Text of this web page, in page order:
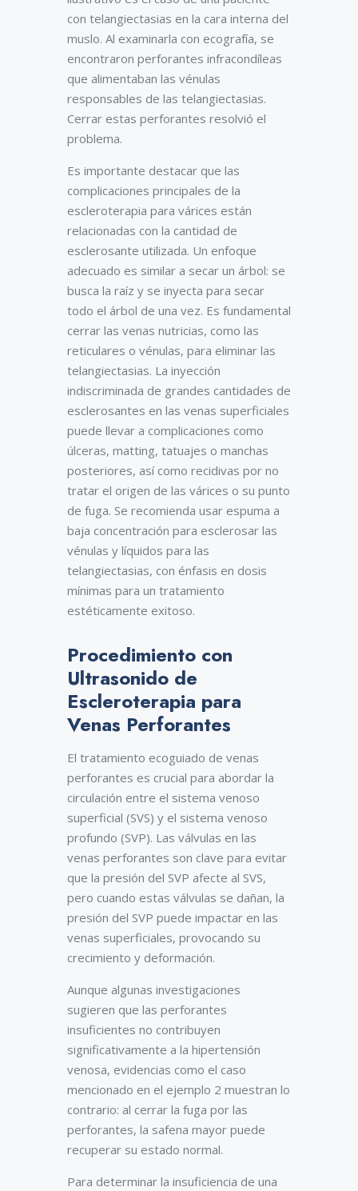
con telangiectasias en la cara interna del
muslo. Al examinarla con ecografía, se
encontraron perforantes infracondíleas
que alimentaban las vénulas
responsables de las telangiectasias.
Cerrar estas perforantes resolvió el
problema.
Es importante destacar que las
complicaciones principales de la
escleroterapia para várices están
relacionadas con la cantidad de
esclerosante utilizada. Un enfoque
adecuado es similar a secar un árbol: se
busca la raíz y se inyecta para secar
todo el árbol de una vez. Es fundamental
cerrar las venas nutricias, como las
reticulares o vénulas, para eliminar las
telangiectasias. La inyección
indiscriminada de grandes cantidades de
esclerosantes en las venas superficiales
puede llevar a complicaciones como
úlceras, matting, tatuajes o manchas
posteriores, así como recidivas por no
tratar el origen de las várices o su punto
de fuga. Se recomienda usar espuma a
baja concentración para esclerosar las
vénulas y líquidos para las
telangiectasias, con énfasis en dosis
mínimas para un tratamiento
estéticamente exitoso.
Procedimiento con
Ultrasonido de
Escleroterapia para
Venas Perforantes
El tratamiento ecoguiado de venas
perforantes es crucial para abordar la
circulación entre el sistema venoso
superficial (SVS) y el sistema venoso
profundo (SVP). Las válvulas en las
venas perforantes son clave para evitar
que la presión del SVP afecte al SVS,
pero cuando estas válvulas se dañan, la
presión del SVP puede impactar en las
venas superficiales, provocando su
crecimiento y deformación.
Aunque algunas investigaciones
sugieren que las perforantes
insuficientes no contribuyen
significativamente a la hipertensión
venosa, evidencias como el caso
mencionado en el ejemplo 2 muestran lo
contrario: al cerrar la fuga por las
perforantes, la safena mayor puede
recuperar su estado normal.
Para determinar la insuficiencia de una